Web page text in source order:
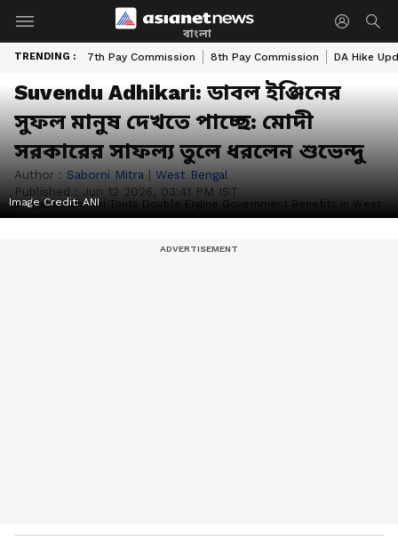
বাংলা
TRENDING : 7th Pay Commission 8th Pay Commission DA Hike
Suvendu Adhikari: ডাবল ইঞ্জিনের
সুফল মানুষ দেখতে পাচ্ছে: মোদী
সরকারের সাফল্য তুলে ধরলেন শুভেন্দু
Author : Saborni Mitra | West Bengal
Published : Jun 12 2026, 03:41 PM IST
Image Credit:ANI